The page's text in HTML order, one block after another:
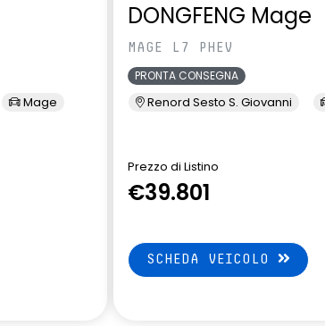
Mage
DONGFENG Mage
MAGE L7 PHEV
PRONTA CONSEGNA
Renord Sesto S. Giovanni
Prezzo di Listino
€39.801
SCHEDA VEICOLO